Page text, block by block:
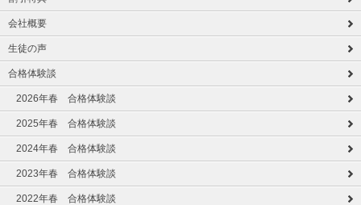
会社概要
生徒の声
合格体験談
2026年春 合格体験談
2025年春 合格体験談
2024年春 合格体験談
2023年春 合格体験談
2022年春 合格体験談